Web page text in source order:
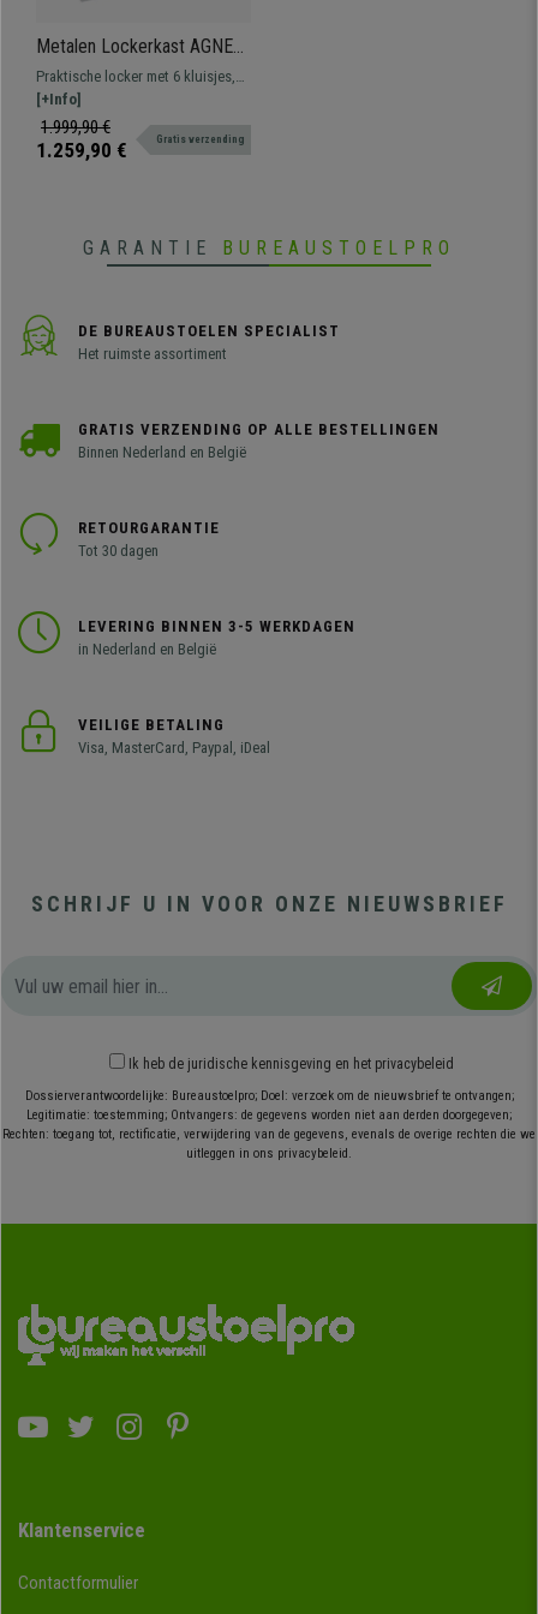
Metalen Lockerkast AGNES
6 Kluisjes, 180x180x50 cm,
Met Slot, kleur Grijs
Praktische locker met 6 kluisjes,
slot en schappen aan de
binnenkant. Gemaakt van
bestendig staal
[+Info]
1.999,90 €
1.259,90 € Gratis verzending
GARANTIE BUREAUSTOELPRO
DE BUREAUSTOELEN SPECIALIST
Het ruimste assortiment
GRATIS VERZENDING OP ALLE BESTELLINGEN
Binnen Nederland en België
RETOURGARANTIE
Tot 30 dagen
LEVERING BINNEN 3-5 WERKDAGEN
in Nederland en België
VEILIGE BETALING
Visa, MasterCard, Paypal, iDeal
SCHRIJF U IN VOOR ONZE NIEUWSBRIEF
Ik heb de juridische kennisgeving en het privacybeleid
Dossierverantwoordelijke: Bureaustoelpro; Doel: verzoek om de nieuwsbrief te ontvangen;
Legitimatie: toestemming; Ontvangers: de gegevens worden niet aan derden doorgegeven;
Rechten: toegang tot, rectificatie, verwijdering van de gegevens, evenals de overige rechten die we
uitleggen in ons privacybeleid.
Klantenservice
Contactformulier